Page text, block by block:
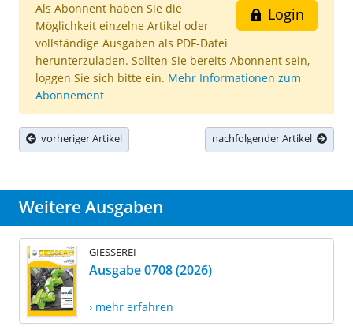
Login
Als Abonnent haben Sie die
Möglichkeit einzelne Artikel oder
vollständige Ausgaben als PDF-Datei
herunterzuladen. Sollten Sie bereits Abonnent sein,
loggen Sie sich bitte ein. Mehr Informationen zum
Abonnement
vorheriger Artikel nachfolgender Artikel
Weitere Ausgaben
GIESSEREI
Ausgabe 0708 (2026)
› mehr erfahren